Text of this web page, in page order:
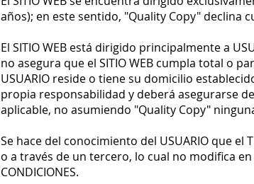
años); en este sentido, "Quality Copy"
El SITIO WEB está dirigido principalmente a
no asegura que el SITIO WEB cumpla total o
USUARIO reside o tiene su domicilio
propia responsabilidad y deberá asegurarse
aplicable, no asumiendo "Quality Copy"
Se hace del conocimiento del USUARIO que el
o a través de un tercero, lo cual no modifica
CONDICIONES.